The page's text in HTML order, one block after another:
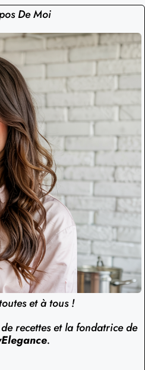
De Moi
et à tous !
recettes et la fondatrice de
.